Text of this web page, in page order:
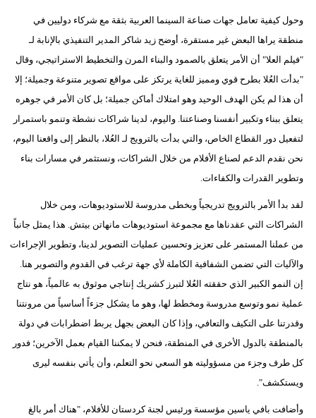
وحول كيفية تعامل جهات صناعة السينما العربية بثقة مع شركاء دوليين في
منطقة يراها البعض غير مستقرة، أوضح زيد شاكر المدير التنفيذي بالإنابة لـ
"فيلم العلا" أن الأمر يتعلق بالصمود والبناء المرن والتخطيط الاستراتيجي، وقال
"بدأت العُلا بطرح قوي ومميز للغاية يرتكز على مواقع تصوير متنوعة وجميلة؛ إلا
أن هذا لم يكن الهدف الوحيد وهو امتلاك أماكن جميلة؛ بل كان الأمر في جوهره
يتعلق ببناء وتكبير أنفسنا وصناعتنا. واليوم، لدينا شراكات نشطة وتنمو باستمرار
لتفعيل دور القطاع الخاص، والتي بدأت بالترويج لـ العُلا، بالنظر إلى واقعنا اليوم،
نحن نقدم الدعم لصناع الأفلام من خلال الشراكات، ونستثمر في مسارات بناء
وتطوير القدرات والكفاءات.
لقد بدأ الأمر بالترويج تدريجياً وبخطى مدروسة للاستوديوهات، ومن خلال
الشراكات التي عقدناها مع مجموعة استوديوهات مانهاتن بيتش. هذا يمثل جانباً
من عملنا المستمر على تعزيز وتحسين عمليات التصوير لدينا، وتطوير الإجراءات
والآليات التي تضمن الشفافية الكاملة لأي جهة ترغب في القدوم والتصوير هنا.
إن النمو الكبير الذي حققته العُلا لتبرز كشريك إنتاجي موثوق به عالمياً، هو نتاج
عملية نمو وتوسع مدروسة ومخطط لها، وهو ما يشكل جزءاً أساسياً من مرونتنا
وقدرتنا على التكيف والتعافي، وإذا كان البعض بجهل يربط اضطرابات في دولة
بالمنطقة بالدول الأخرى في المنطقة، فنحن لا يمكننا القيام بعمل الآخرين؛ فدور
كل طرف وجزء من مسؤوليته هو السعي نحو التعلم، وأن يأتي بنفسه ليرى
ويستكشف".
وأضافت بافي ياسين مؤسسة ورئيس لجنة كردستان للأفلام، "هناك أمر بالغ